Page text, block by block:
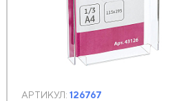
АРТИКУЛ: 126767